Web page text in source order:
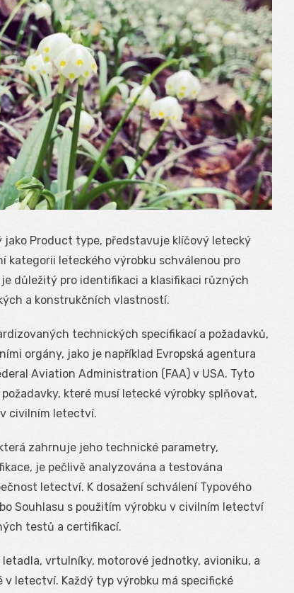
jako Product type, představuje klíčový letecký
kategorii leteckého výrobku schválenou pro
důležitý pro identifikaci a klasifikaci různých
a konstrukčních vlastností.
technických specifikací a požadavků,
orgány, jako je například Evropská agentura
Aviation Administration (FAA) v USA. Tyto
které musí letecké výrobky splňovat,
civilním letectví.
zahrnuje jeho technické parametry,
je pečlivě analyzována a testována
letectví. K dosažení schválení Typového
Souhlasu s použitím výrobku v civilním letectví
testů a certifikací.
vrtulníky, motorové jednotky, avioniku, a
letectví. Každý typ výrobku má specifické